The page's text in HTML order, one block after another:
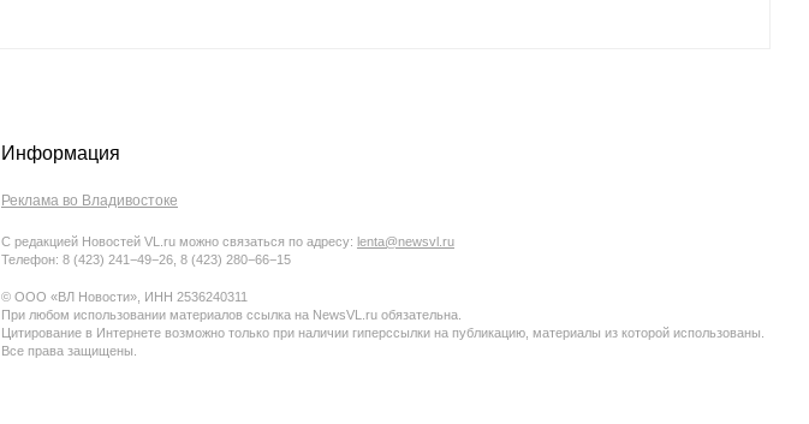
Информация
Реклама во Владивостоке
С редакцией Новостей VL.ru можно связаться по адресу: lenta@newsvl.ru
Телефон: 8 (423) 241−49−26, 8 (423) 280−66−15
© ООО «ВЛ Новости», ИНН 2536240311
При любом использовании материалов ссылка на NewsVL.ru обязательна.
Цитирование в Интернете возможно только при наличии гиперссылки на публикацию, материалы из которой использованы.
Все права защищены.